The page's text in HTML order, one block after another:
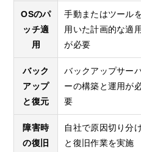
OSのパ
ッチ適
用
手動またはツール
用いた計画的な適用
が必要
バック
アップ
と復元
バックアップサー
ーの構築と運用が
要
障害時
の復旧
自社で原因切り分
と復旧作業を実施